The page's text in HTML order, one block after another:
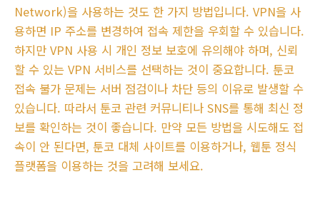
Network)을 사용하는 것도 한 가지 방법입니다. VPN을 사
용하면 IP 주소를 변경하여 접속 제한을 우회할 수 있습니다.
하지만 VPN 사용 시 개인 정보 보호에 유의해야 하며, 신뢰
할 수 있는 VPN 서비스를 선택하는 것이 중요합니다. 툰코
접속 불가 문제는 서버 점검이나 차단 등의 이유로 발생할 수
있습니다. 따라서 툰코 관련 커뮤니티나 SNS를 통해 최신 정
보를 확인하는 것이 좋습니다. 만약 모든 방법을 시도해도 접
속이 안 된다면, 툰코 대체 사이트를 이용하거나, 웹툰 정식
플랫폼을 이용하는 것을 고려해 보세요.